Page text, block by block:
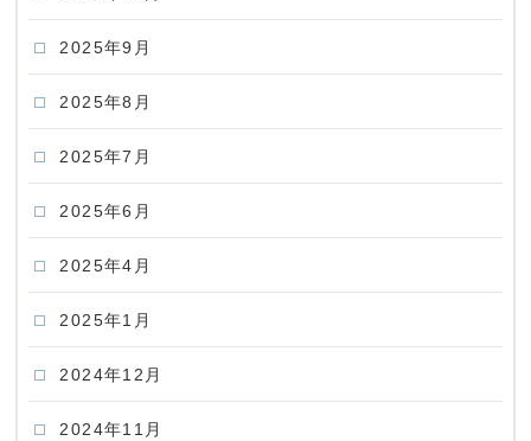
2025年9月
2025年8月
2025年7月
2025年6月
2025年4月
2025年1月
2024年12月
2024年11月